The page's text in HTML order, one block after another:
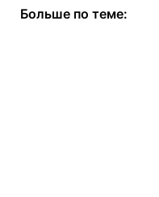
Больше по теме: